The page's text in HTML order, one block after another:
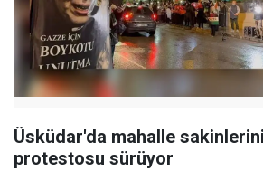
Üsküdar'da mahalle
protestosu sürüyor